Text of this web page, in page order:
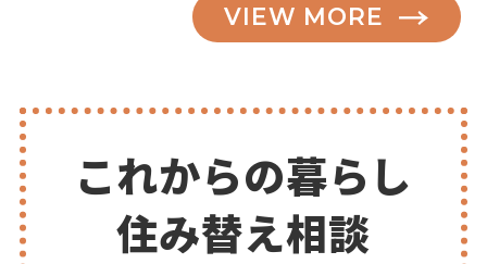
VIEW MORE
これからの暮らし
住み替え相談